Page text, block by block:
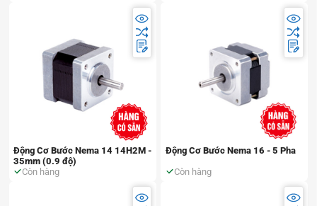
Động Cơ Bước Nema 14 14H2M -
35mm (0.9 độ)
Còn hàng
Động Cơ Bước Nema 16 - 5 Pha
Còn hàng